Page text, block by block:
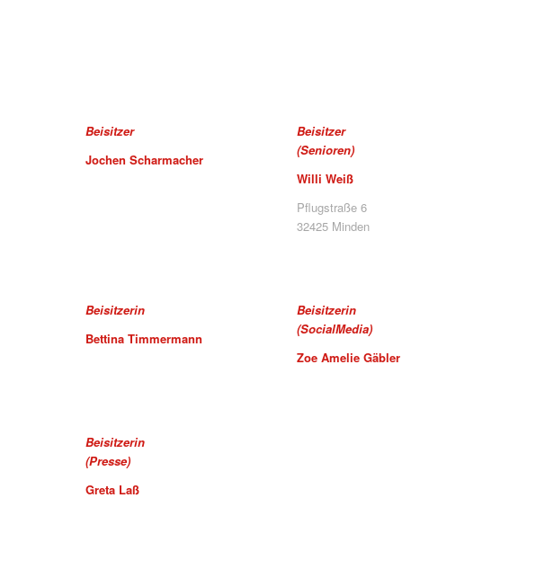
Beisitzer
Jochen Scharmacher
Beisitzer
(Senioren)
Willi Weiß
Pflugstraße 6
32425 Minden
Beisitzerin
Bettina Timmermann
Beisitzerin
(SocialMedia)
Zoe Amelie Gäbler
Beisitzerin
(Presse)
Greta Laß